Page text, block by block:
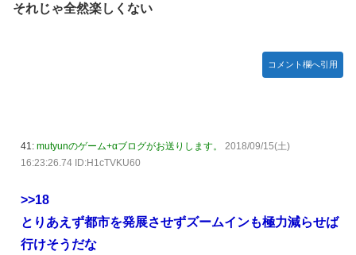
それじゃ全然楽しくない
コメント欄へ引用
41: mutyunのゲーム+αブログがお送りします。
2018/09/15(土)
16:23:26.74 ID:H1cTVKU60
>>18
とりあえず都市を発展させずズームインも極力減らせば
行けそうだな